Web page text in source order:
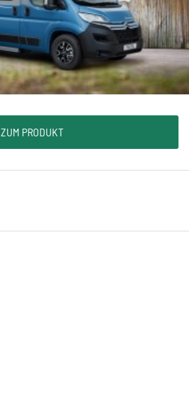
ZUM PRODUKT